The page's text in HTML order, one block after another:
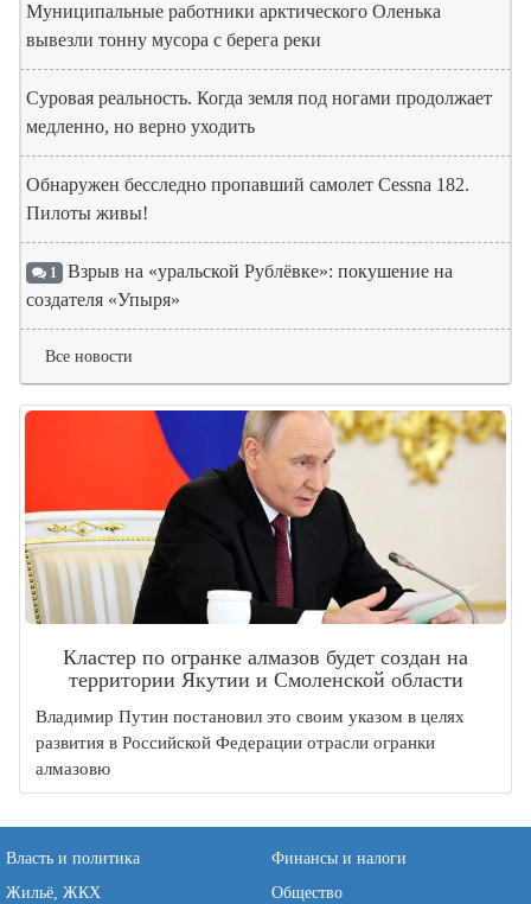
Муниципальные работники арктического Оленька
вывезли тонну мусора с берега реки
Суровая реальность. Когда земля под ногами продолжает
медленно, но верно уходить
Обнаружен бесследно пропавший самолет Cessna 182.
Пилоты живы!
1 Взрыв на «уральской Рублёвке»: покушение на
создателя «Упыря»
Все новости
Кластер по огранке алмазов будет создан на
территории Якутии и Смоленской области
Владимир Путин постановил это своим указом в целях
развития в Российской Федерации отрасли огранки
алмазовю
Власть и политика
Финансы и налоги
Жильё, ЖКХ
Общество